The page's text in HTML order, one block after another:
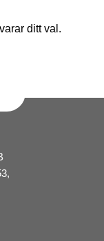
ditt val.